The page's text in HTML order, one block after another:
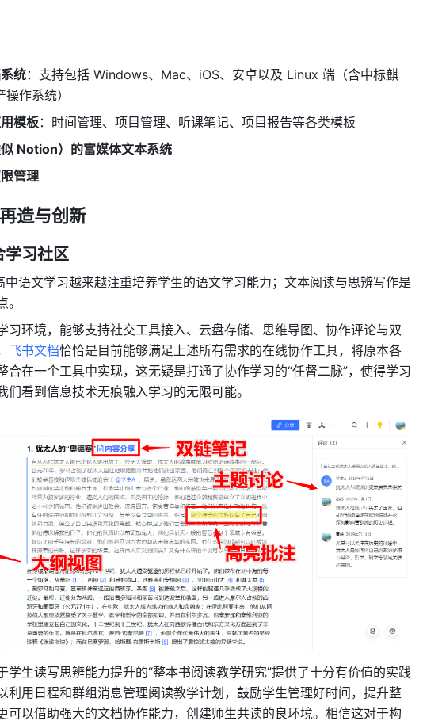
统：支持包括 Windows、Mac、iOS、安卓以及 Linux 端（含中标麒
操作系统）
模板：时间管理、项目管理、听课笔记、项目报告等各类模板
Notion）的富媒体文本系统
管理
造与创新
学习社区
中语文学习越来越注重培养学生的语文学习能力；文本阅读与思辨写作是
习环境，能够支持社交工具接入、云盘存储、思维导图、协作评论与双
飞书文档恰恰是目前能够满足上述所有需求的在线协作工具，将原本各
合在一个工具中实现，这无疑是打通了协作学习的“任督二脉”，使得学习
们看到信息技术无痕融入学习的无限可能。
学生读写思辨能力提升的“整本书阅读教学研究”提供了十分有价值的实践
利用日程和群组消息管理阅读教学计划，鼓励学生管理好时间，提升整
可以借助强大的文档协作能力，创建师生共读的良环境。相信这对于构